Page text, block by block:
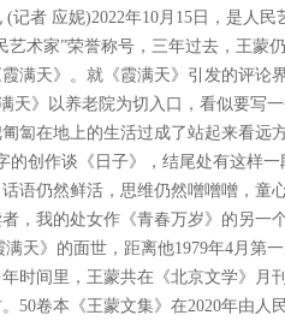
者 应妮)2022年10月15日，是人民
艺术家”荣誉称号，三年过去，王蒙
满天》。就《霞满天》引发的评论
》以养老院为切入口，看似要写一
匍匐在地上的生活过成了站起来看
的创作谈《日子》，结尾处有这样
语仍然鲜活，思维仍然噌噌噌，童
，我的处女作《青春万岁》的另一
》的面世，距离他1979年4月第
时间里，王蒙共在《北京文学》月
50卷本《王蒙文集》在2020年由人